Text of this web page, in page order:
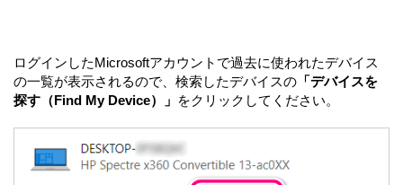
ログインしたMicrosoftアカウントで過去に使われたデバイス
の一覧が表示されるので、検索したデバイスの 「デバイスを
探す（Find My Device）」 をクリックしてください。